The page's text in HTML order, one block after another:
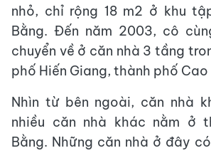
nhỏ, chỉ rộng 18 m2 ở khu
Bằng. Đến năm 2003, cô
chuyển về ở căn nhà 3 tầng
phố Hiến Giang, thành phố Cao
Nhìn từ bên ngoài, căn nhà
nhiều căn nhà khác nằm ở
Bằng. Những căn nhà ở đây